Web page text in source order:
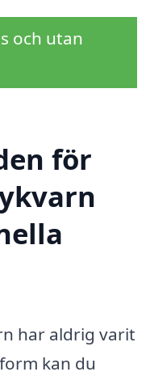
och utan
för
har aldrig varit
kan du